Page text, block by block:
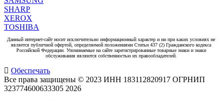
SHARP
XEROX
TOSHIBA
Данный интернет-сайт носит исключительно информационный характер и ни при каких условиях не
является публичной офертой, определяемой положениями Статьи 437 (2) Гражданского кодекса
Российской Федерации. Упоминаемые на сайте зарегистрированные товарные знаки и знаки
обслуживания являются собственностью их правообладателей.
Обеспечать
Все права защищены © 2023 ИНН 183112820917 ОГРНИП
323774600633305 2026